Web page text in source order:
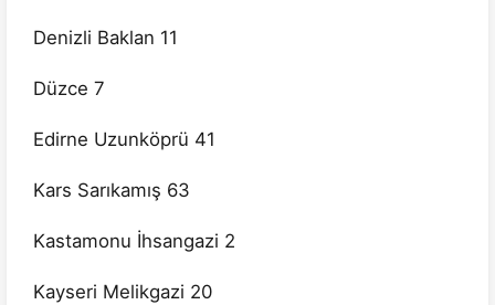
Denizli Baklan 11
Düzce 7
Edirne Uzunköprü 41
Kars Sarıkamış 63
Kastamonu İhsangazi 2
Kayseri Melikgazi 20